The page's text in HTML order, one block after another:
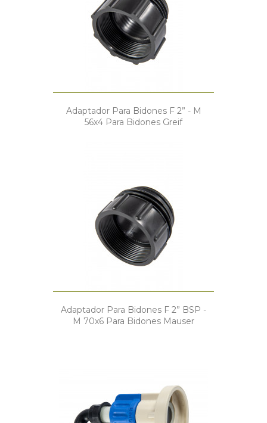
Adaptador Para Bidones F 2” - M
56x4 Para Bidones Greif
Adaptador Para Bidones F 2” BSP -
M 70x6 Para Bidones Mauser